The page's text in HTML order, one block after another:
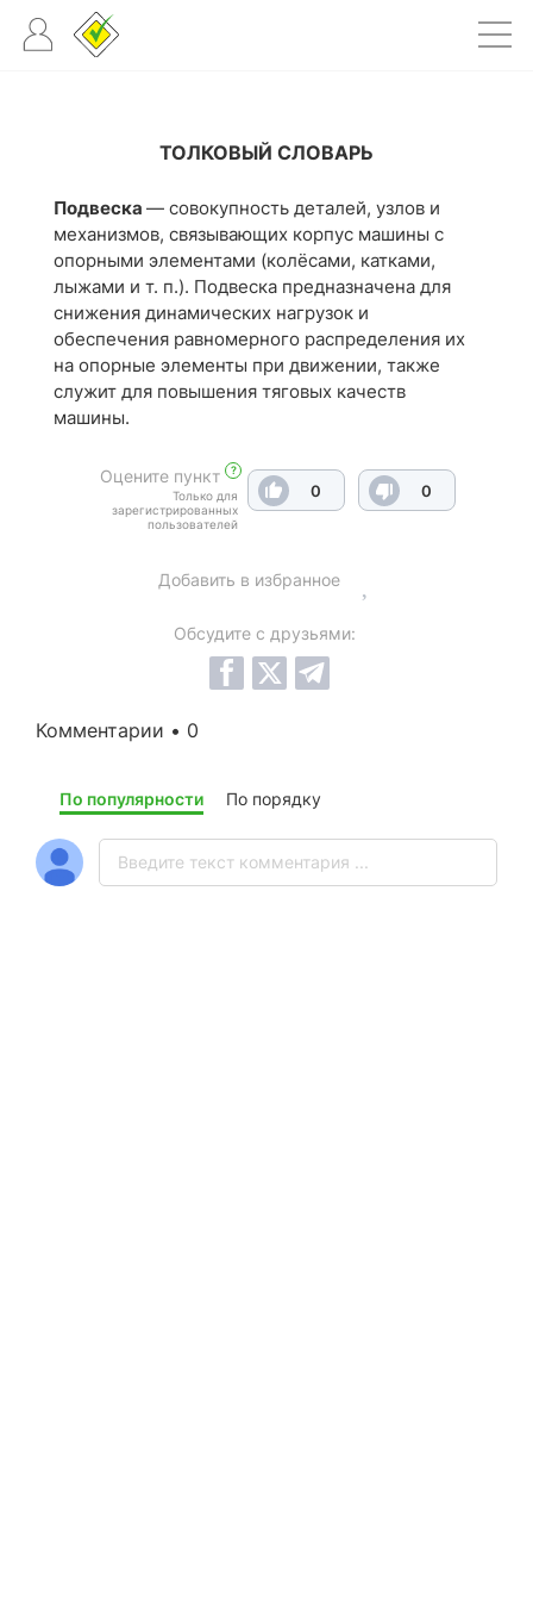
ТОЛКОВЫЙ СЛОВАРЬ
Подвеска — совокупность деталей, узлов и
механизмов, связывающих корпус машины с
опорными элементами (колёсами, катками,
лыжами и т. п.). Подвеска предназначена для
снижения динамических нагрузок и
обеспечения равномерного распределения их
на опорные элементы при движении, также
служит для повышения тяговых качеств
машины.
Оцените пункт ?
Только для
зарегистрированных
пользователей
0 0
Добавить в избранное
Обсудите с друзьями:
Комментарии • 0
По популярности По порядку